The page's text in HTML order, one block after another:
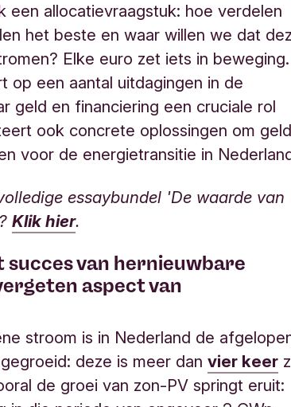
een allocatievraagstuk: hoe verdelen
het beste en waar willen we dat
Elke euro zet iets in beweging.
op een aantal uitdagingen in de
geld en financiering een cruciale rol
ook concrete oplossingen om geld
voor de energietransitie in
essaybundel 'De waarde van
Klik hier.
succes van hernieuwbare
aspect van
stroom is in Nederland de
deze is meer danvier keer
de groei van zon-PV springt eruit: